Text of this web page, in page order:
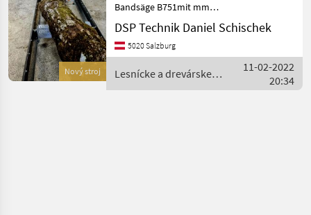
Nový stroj
Bandsäge B751mit mm
Cutset Kurbel 18PS Benzin
Motor sehr massiv
ausgeführter Sägekopf
Höhenverstellung und
Schnittst
DSP Technik Daniel Schischek
5020 Salzburg
Lesnícke a drevárske
stroje / Logosol
11-02-2022
20:34